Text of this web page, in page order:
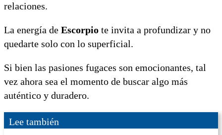
relaciones.
La energía de Escorpio te invita a profundizar y no
quedarte solo con lo superficial.
Si bien las pasiones fugaces son emocionantes, tal
vez ahora sea el momento de buscar algo más
auténtico y duradero.
Lee también